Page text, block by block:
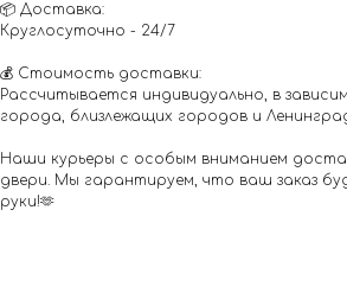
📦 Доставка:
Круглосуточно - 24/7
💰 Стоимость доставки:
Рассчитывается индивидуально, в
города, близлежащих городов и
Наши курьеры с особым вниманием
двери. Мы гарантируем, что ваш заказ
руки!🫶